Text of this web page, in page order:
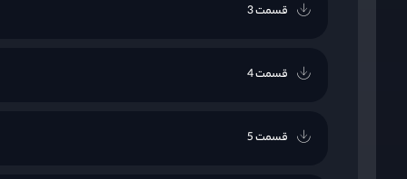
قسمت 3
قسمت 4
قسمت 5